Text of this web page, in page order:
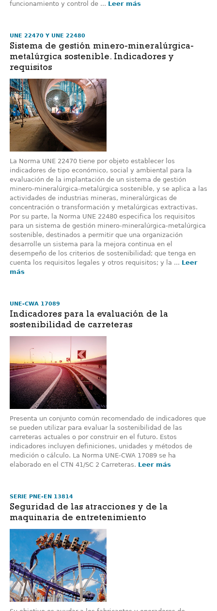
funcionamiento y control de ... Leer más
UNE 22470 Y UNE 22480
Sistema de gestión minero-mineralúrgica-
metalúrgica sostenible. Indicadores y
requisitos
La Norma UNE 22470 tiene por objeto establecer los
indicadores de tipo económico, social y ambiental para la
evaluación de la implantación de un sistema de gestión
minero-mineralúrgica-metalúrgica sostenible, y se aplica a las
actividades de industrias mineras, mineralúrgicas de
concentración o transformación y metalúrgicas extractivas.
Por su parte, la Norma UNE 22480 especifica los requisitos
para un sistema de gestión minero-mineralúrgica-metalúrgica
sostenible, destinados a permitir que una organización
desarrolle un sistema para la mejora continua en el
desempeño de los criterios de sostenibilidad; que tenga en
cuenta los requisitos legales y otros requisitos; y la ... Leer
más
UNE-CWA 17089
Indicadores para la evaluación de la
sostenibilidad de carreteras
Presenta un conjunto común recomendado de indicadores que
se pueden utilizar para evaluar la sostenibilidad de las
carreteras actuales o por construir en el futuro. Estos
indicadores incluyen definiciones, unidades y métodos de
medición o cálculo. La Norma UNE-CWA 17089 se ha
elaborado en el CTN 41/SC 2 Carreteras. Leer más
SERIE PNE-EN 13814
Seguridad de las atracciones y de la
maquinaria de entretenimiento